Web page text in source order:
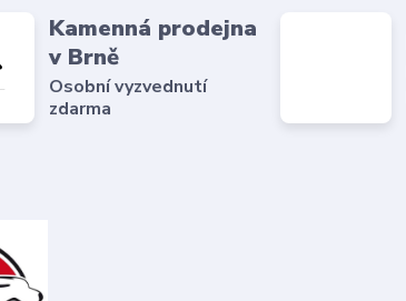
Kamenná prodejna
v Brně
Osobní vyzvednutí
zdarma